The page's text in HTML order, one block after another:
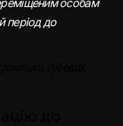
особам
період до